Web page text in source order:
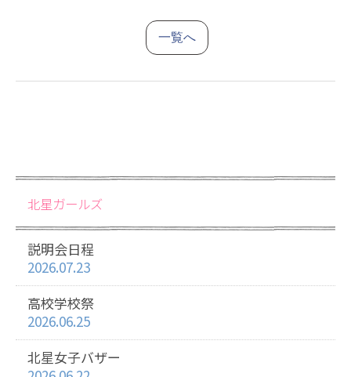
一覧へ
北星ガールズ
説明会日程
2026.07.23
高校学校祭
2026.06.25
北星女子バザー